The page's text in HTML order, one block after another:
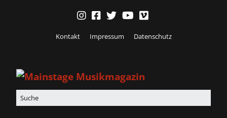
Kontakt Impressum Datenschutz